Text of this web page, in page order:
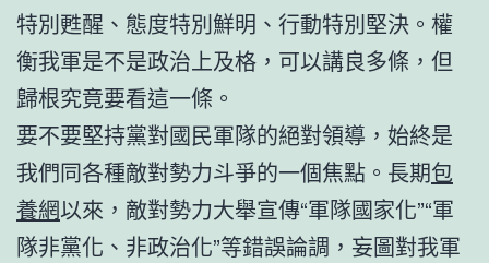
特別甦醒、態度特別鮮明、行動特別堅決。權
衡我軍是不是政治上及格，可以講良多條，但
歸根究竟要看這一條。
要不要堅持黨對國民軍隊的絕對領導，始終是
我們同各種敵對勢力斗爭的一個焦點。長期包
養網以來，敵對勢力大舉宣傳“軍隊國家化”“軍
隊非黨化、非政治化”等錯誤論調，妄圖對我軍